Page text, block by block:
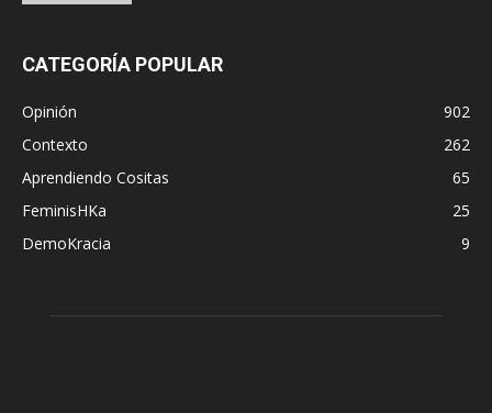
CATEGORÍA POPULAR
Opinión
902
Contexto
262
Aprendiendo Cositas
65
FeminisHKa
25
DemoKracia
9